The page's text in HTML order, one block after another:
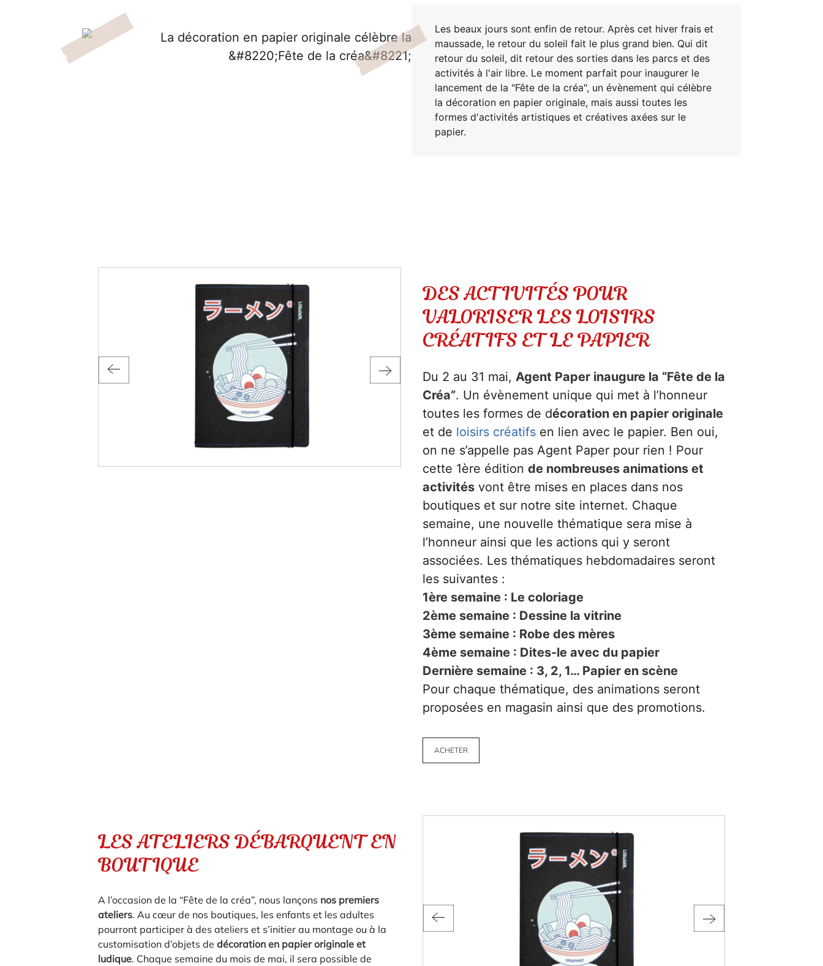
Les beaux jours sont enfin de retour. Après cet hiver frais et
maussade, le retour du soleil fait le plus grand bien. Qui dit
retour du soleil, dit retour des sorties dans les parcs et des
activités à l'air libre. Le moment parfait pour inaugurer le
lancement de la "Fête de la créa", un évènement qui célèbre
la décoration en papier originale, mais aussi toutes les
formes d'activités artistiques et créatives axées sur le
papier.
DES ACTIVITÉS POUR
VALORISER LES LOISIRS
CRÉATIFS ET LE PAPIER
Du 2 au 31 mai, Agent Paper inaugure la “Fête de la
Créa”. Un évènement unique qui met à l’honneur
toutes les formes de décoration en papier originale
et de loisirs créatifsen lien avec le papier. Ben oui,
on ne s’appelle pas Agent Paper pour rien ! Pour
cette 1ère édition de nombreuses animations et
activitésvont être mises en places dans nos
boutiques et sur notre site internet. Chaque
semaine, une nouvelle thématique sera mise à
l’honneur ainsi que les actions qui y seront
associées. Les thématiques hebdomadaires seront
les suivantes :
1ère semaine : Le coloriage
2ème semaine : Dessine la vitrine
3ème semaine : Robe des mères
4ème semaine : Dites-le avec du papier
Dernière semaine : 3, 2, 1… Papier en scène
Pour chaque thématique, des animations seront
proposées en magasin ainsi que des promotions.
ACHETER
LES ATELIERS DÉBARQUENT EN
BOUTIQUE
A l’occasion de la “Fête de la créa”, nous lançons nos premiers
ateliers. Au cœur de nos boutiques, les enfants et les adultes
pourront participer à des ateliers et s’initier au montage ou à la
customisation d’objets de décoration en papier originale et
ludique. Chaque semaine du mois de mai, il sera possible de
FAMILLE & ENFANTS